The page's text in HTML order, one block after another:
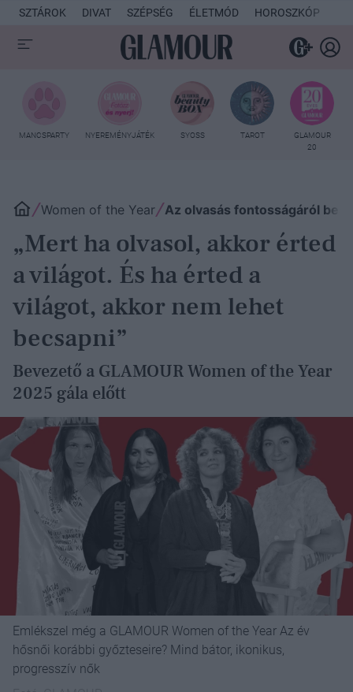
SZTÁROK DIVAT SZÉPSÉG ÉLETMÓD HOROSZKÓP
MANCSPARTY NYEREMÉNYJÁTÉK SYOSS TAROT
GLAMOUR
20
Women of the Year Az olvasás fontosságáról
„Mert ha olvasol, akkor érted
a világot. És ha érted a
világot, akkor nem lehet
becsapni”
Bevezető a GLAMOUR Women of the Year
2025 gála előtt
Emlékszel még a GLAMOUR Women of the Year Az év
hősnői korábbi győzteseire? Mind bátor, ikonikus,
progresszív nők